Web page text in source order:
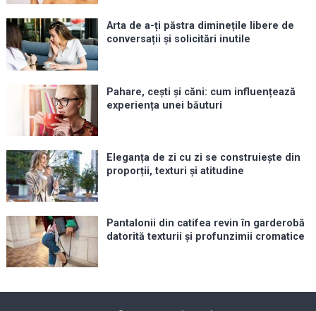
Arta de a-ți păstra diminețile libere de
conversații și solicitări inutile
Pahare, cești și căni: cum influențează
experiența unei băuturi
Eleganța de zi cu zi se construiește din
proporții, texturi și atitudine
Pantalonii din catifea revin în garderobă
datorită texturii și profunzimii cromatice